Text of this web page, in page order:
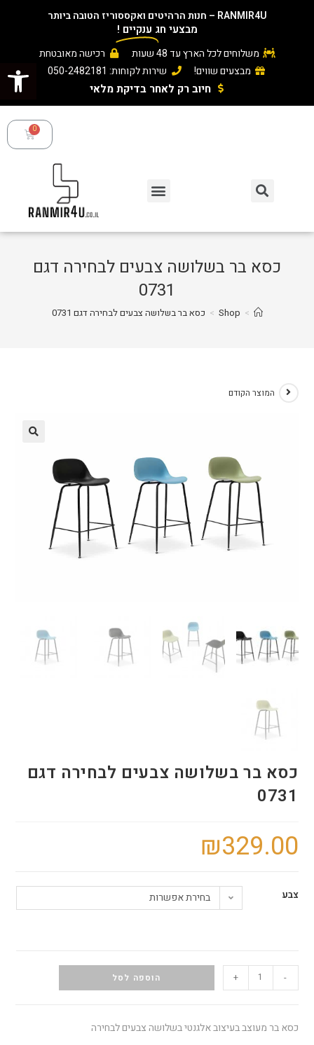
פתח סרגל נגישות
RANMIR4U – חנות הרהיטים ואקססוריז הטובה ביותר
מבצעי חג ענקיים !
משלוחים לכל הארץ עד 48 שעות
רכישה מאובטחת
מבצעים שווים!
שירות לקוחות: 050-2482181
חיוב רק לאחר בדיקת מלאי ​
כסא בר בשלושה צבעים לבחירה דגם
0731
>
Shop
> כסא בר בשלושה צבעים לבחירה דגם 0731
המוצר הקודם
כסא בר בשלושה צבעים לבחירה דגם
0731
₪329.00
צבע בחירת אפשרות
-
+ הוספה לסל
כסא בר מעוצב בעיצוב אלגנטי בשלושה צבעים לבחירה